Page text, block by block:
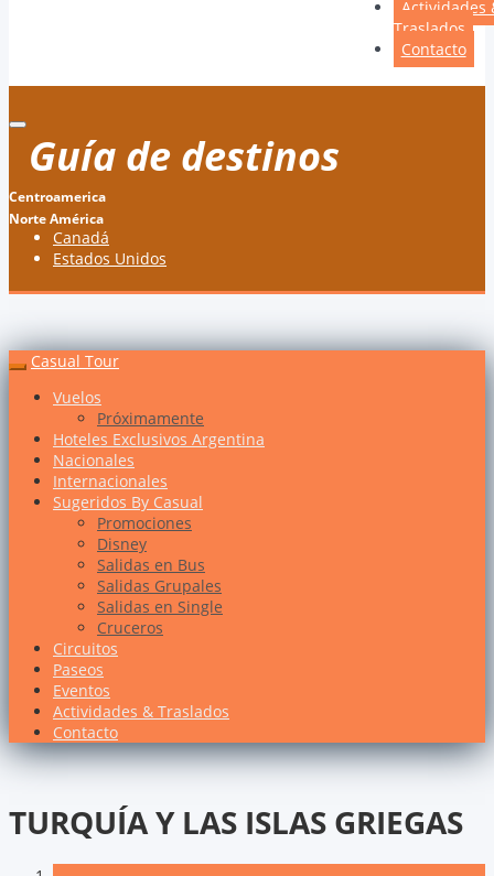
Actividades
Traslados
Contacto
Guía de destinos
Centroamerica
Norte América
Canadá
Estados Unidos
Casual Tour
Vuelos
Próximamente
Hoteles Exclusivos Argentina
Nacionales
Internacionales
Sugeridos By Casual
Promociones
Disney
Salidas en Bus
Salidas Grupales
Salidas en Single
Cruceros
Circuitos
Paseos
Eventos
Actividades & Traslados
Contacto
TURQUÍA Y LAS ISLAS GRIEGAS